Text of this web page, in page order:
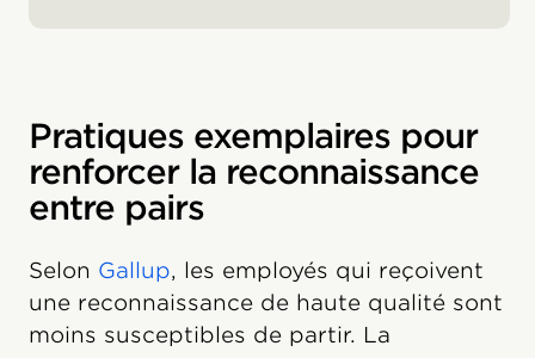
Pratiques exemplaires pour
renforcer la reconnaissance
entre pairs
Selon Gallup, les employés qui reçoivent
une reconnaissance de haute qualité sont
moins susceptibles de partir. La